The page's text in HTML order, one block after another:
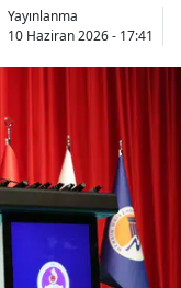
Yayınlanma
10 Haziran 2026 - 17:41